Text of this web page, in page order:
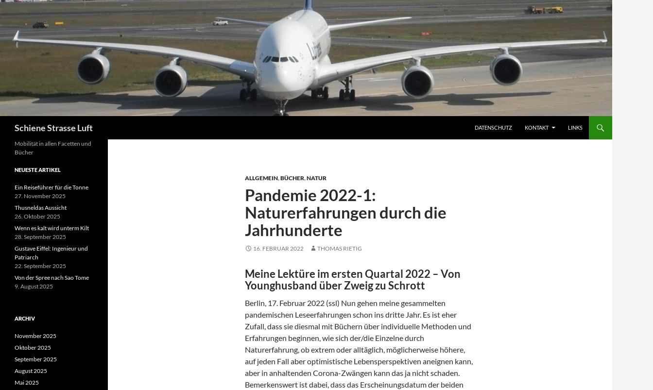
Zum
Inhalt
springen
Schiene Strasse Luft DATENSCHUTZ KONTAKT LINKS
ALLGEMEIN,BÜCHER,NATUR
Pandemie 2022-1:
Naturerfahrungen durch die
Jahrhunderte
16. FEBRUAR 2022 THOMAS RIETIG
Meine Lektüre im ersten Quartal 2022 – Von
Younghusband über Zweig zu Schrott
Berlin, 17. Februar 2022 (ssl) Nun gehen meine gesammelten
pandemischen Leseerfahrungen schon ins dritte Jahr. Es ist eher
Zufall, dass sie diesmal mit Büchern über individuelle Methoden und
Erfahrungen beginnen, wie sich der/die Einzelne durch
Naturerfahrung, ob extrem oder alltäglich, möglicherweise höhere,
auf jeden Fall aber optimistische Lebensperspektiven aneignen kann,
aber in anhaltenden Corona-Zwängen kann das ja nicht schaden.
Bemerkenswert ist dabei, dass das Erscheinungsdatum der beiden
Mobilität in allen Facetten und
Bücher
NEUESTE ARTIKEL
Ein Reiseführer für die Tonne
27. November 2025
Thusneldas Aussicht
26. Oktober 2025
Wenn es kalt wird unterm Kilt
28. September 2025
Gustave Eiffel: Ingenieur und
Patriarch
22. September 2025
Von der Spree nach Sao Tome
9. August 2025
ARCHIV
November 2025
Oktober 2025
September 2025
August 2025
Mai 2025